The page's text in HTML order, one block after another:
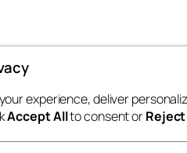
experience, deliver
Accept Allto consent or